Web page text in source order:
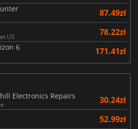
87.49zł
US 78.22zł
6 171.41zł
Electronics Repairs
30.24zł
52.99zł